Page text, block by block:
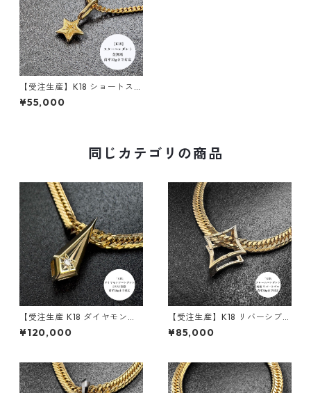
【受注生産】K18 ショートスタ
ーペンダント｜後光柄 ｜cust
omade.045｜
¥55,000
同じカテゴリの商品
【受注生産 K18 ダイヤモンド
ペンダント ｜ランスエッジ ｜
50g喜平まで対応 2WAY｜cus
¥120,000
【受注生産】K18 リバーシブル
ペンダント｜額縁フレーム
〈ロンバス 30g用〉｜30g喜
¥85,000